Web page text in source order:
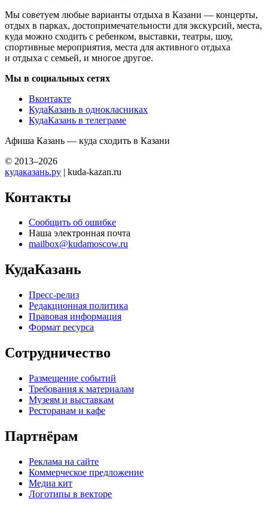
Мы советуем любые варианты отдыха в Казани — концерты,
отдых в парках, достопримечательности для экскурсий, места,
куда можно сходить с ребенком, выставки, театры, шоу,
спортивные мероприятия, места для активного отдыха
и отдыха с семьей, и многое другое.
Мы в социальных сетях
Вконтакте
КудаКазань в однокласниках
КудаКазань в телеграме
Афиша Казань — куда сходить в Казани
© 2013–2026
кудаказань.ру | kuda-kazan.ru
Контакты
Сообщить об ошибке
Наша электронная почта
mailbox@kudamoscow.ru
КудаКазань
Пресс-релиз
Редакционная политика
Правовая информация
Формат ресурса
Сотрудничество
Размещение событий
Требования к материалам
Музеям и выставкам
Ресторанам и кафе
Партнёрам
Реклама на сайте
Коммерческое предложение
Медиа кит
Логотипы в векторе